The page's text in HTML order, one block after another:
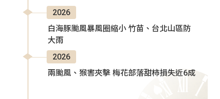
2026
白海豚颱風暴風圈縮小 竹苗、台北山區防
大雨
2026
兩颱風、猴害夾擊 梅花部落甜柿損失近6成